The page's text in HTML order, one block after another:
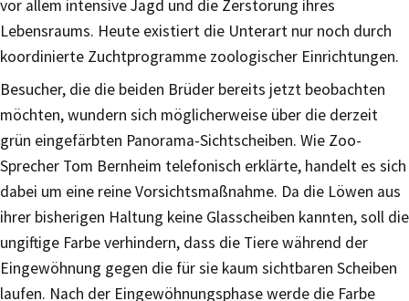
vor allem intensive Jagd und die Zerstörung ihres
Lebensraums. Heute existiert die Unterart nur noch durch
koordinierte Zuchtprogramme zoologischer Einrichtungen.
Besucher, die die beiden Brüder bereits jetzt beobachten
möchten, wundern sich möglicherweise über die derzeit
grün eingefärbten Panorama-Sichtscheiben. Wie Zoo-
Sprecher Tom Bernheim telefonisch erklärte, handelt es sich
dabei um eine reine Vorsichtsmaßnahme. Da die Löwen aus
ihrer bisherigen Haltung keine Glasscheiben kannten, soll die
ungiftige Farbe verhindern, dass die Tiere während der
Eingewöhnung gegen die für sie kaum sichtbaren Scheiben
laufen. Nach der Eingewöhnungsphase werde die Farbe